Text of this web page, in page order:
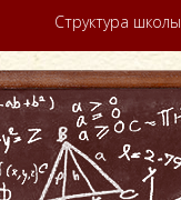
Структура школы